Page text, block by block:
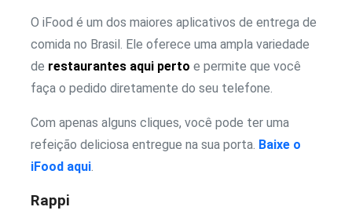
O iFood é um dos maiores aplicativos de entrega de
comida no Brasil. Ele oferece uma ampla variedade
de restaurantes aqui perto e permite que você
faça o pedido diretamente do seu telefone.
Com apenas alguns cliques, você pode ter uma
refeição deliciosa entregue na sua porta. Baixe o
iFood aqui.
Rappi